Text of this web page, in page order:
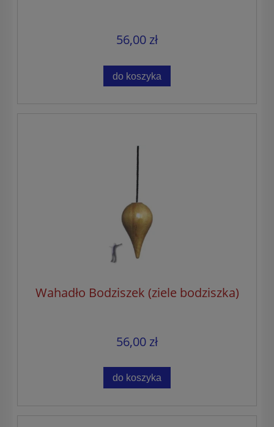
56,00 zł
do koszyka
Wahadło Bodziszek (ziele bodziszka)
56,00 zł
do koszyka